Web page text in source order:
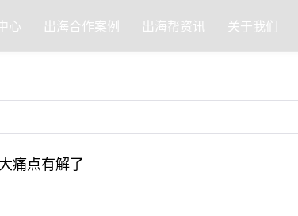
心 出海合作案例 出海帮资讯 关于我们
痛点有解了